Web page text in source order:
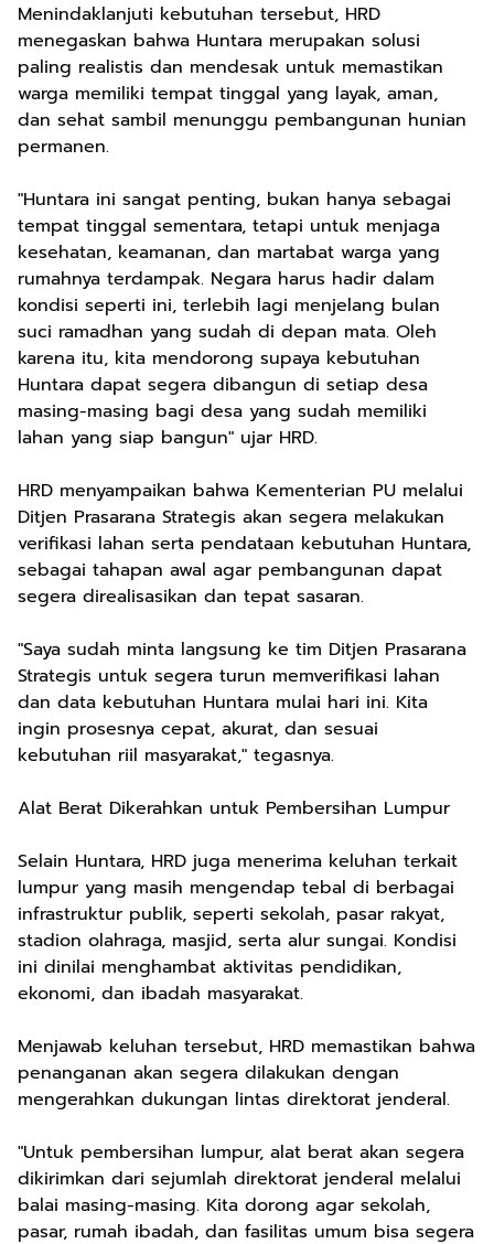
Menindaklanjuti kebutuhan tersebut, HRD
menegaskan bahwa Huntara merupakan solusi
paling realistis dan mendesak untuk memastikan
warga memiliki tempat tinggal yang layak, aman,
dan sehat sambil menunggu pembangunan hunian
permanen.
"Huntara ini sangat penting, bukan hanya sebagai
tempat tinggal sementara, tetapi untuk menjaga
kesehatan, keamanan, dan martabat warga yang
rumahnya terdampak. Negara harus hadir dalam
kondisi seperti ini, terlebih lagi menjelang bulan
suci ramadhan yang sudah di depan mata. Oleh
karena itu, kita mendorong supaya kebutuhan
Huntara dapat segera dibangun di setiap desa
masing-masing bagi desa yang sudah memiliki
lahan yang siap bangun" ujar HRD.
HRD menyampaikan bahwa Kementerian PU melalui
Ditjen Prasarana Strategis akan segera melakukan
verifikasi lahan serta pendataan kebutuhan Huntara,
sebagai tahapan awal agar pembangunan dapat
segera direalisasikan dan tepat sasaran.
"Saya sudah minta langsung ke tim Ditjen Prasarana
Strategis untuk segera turun memverifikasi lahan
dan data kebutuhan Huntara mulai hari ini. Kita
ingin prosesnya cepat, akurat, dan sesuai
kebutuhan riil masyarakat," tegasnya.
Alat Berat Dikerahkan untuk Pembersihan Lumpur
Selain Huntara, HRD juga menerima keluhan terkait
lumpur yang masih mengendap tebal di berbagai
infrastruktur publik, seperti sekolah, pasar rakyat,
stadion olahraga, masjid, serta alur sungai. Kondisi
ini dinilai menghambat aktivitas pendidikan,
ekonomi, dan ibadah masyarakat.
Menjawab keluhan tersebut, HRD memastikan bahwa
penanganan akan segera dilakukan dengan
mengerahkan dukungan lintas direktorat jenderal.
"Untuk pembersihan lumpur, alat berat akan segera
dikirimkan dari sejumlah direktorat jenderal melalui
balai masing-masing. Kita dorong agar sekolah,
pasar, rumah ibadah, dan fasilitas umum bisa segera